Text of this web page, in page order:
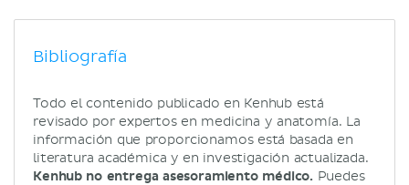
Bibliografía
Todo el contenido publicado en Kenhub está
revisado por expertos en medicina y anatomía. La
información que proporcionamos está basada en
literatura académica y en investigación actualizada.
Kenhub no entrega asesoramiento médico. Puedes